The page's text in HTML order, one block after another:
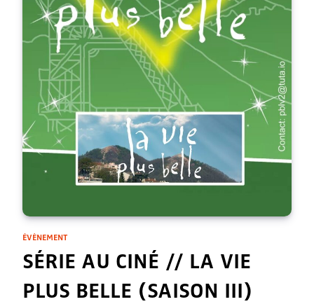
ÉVÈNEMENT
SÉRIE AU CINÉ // LA VIE
PLUS BELLE (SAISON III)